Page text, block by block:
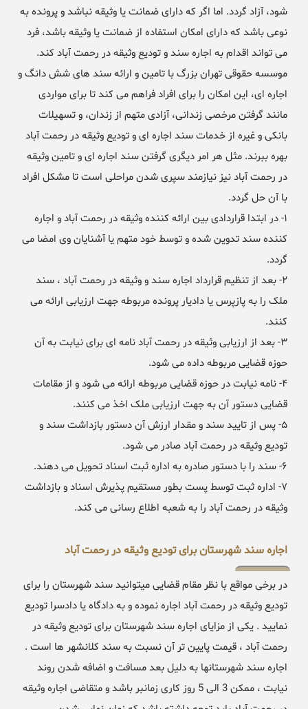
شود، آزاد گردد. اما اگر که دارای ضمانت یا وثیقه نباشد و پرونده به
نوعی باشد که دارای امکان استفاده از ضمانت یا وثیقه باشد، فرد
می تواند اقدام به اجاره سند و تودیع وثیقه در رحمت آباد کند.
موسسه حقوقی تهران بزرگ با تامین و ارائه سند های شش دانگ و
اجاره ای، این امکان را برای افراد فراهم می کند تا برای مواردی
مانند گرفتن مرخصی زندانی، آزادی متهم از زندان، و تسهیلات
بانکی و غیره از خدمات سند اجاره ای و تودیع وثیقه در رحمت آباد
بهره ببرند. مثل هر امر دیگری گرفتن سند اجاره ای و تامین وثیقه
در رحمت آباد نیز نیازمند سپری شدن مراحلی است تا مشکل افراد
با آن حل گردد.
۱- در ابتدا قراردادی بین ارائه کننده وثیقه در رحمت آباد و اجاره
کننده سند تدوین شده و توسط خود متهم یا آشنایان وی امضا می
گردد.
۲- بعد از تنظیم قرارداد اجاره سند و وثیقه در رحمت آباد ، سند
ملک را به پازپرس یا دادیار پرونده مربوطه جهت ارزیابی ارائه می
کنند.
۳- بعد از ارزیابی وثیقه در رحمت آباد نامه ای برای نیابت به آن
حوزه قضایی مربوطه داده می شود.
۴- نامه نیابت در حوزه قضایی مربوطه ارائه می شود و از مقامات
قضایی دستور آن به جهت ارزیابی ملک اخذ می کنند.
۵- پس از تایید سند و مقدار ارزش آن دستور بازداشت سند و
تودیع وثیقه در رحمت آباد صادر می شود.
۶- سند را با دستور صادره به اداره ثبت اسناد تحویل می دهند.
۷- اداره ثبت توسط پست بطور مستقیم پذیرش اسناد و بازداشت
وثیقه در رحمت آباد را به شعبه اطلاع رسانی می کند.
اجاره سند شهرستان برای تودیع وثیقه در رحمت آباد
در برخی مواقع با نظر مقام قضایی میتوانید سند شهرستان را برای
تودیع وثیقه در رحمت آباد اجاره نموده و به دادگاه یا دادسرا تودیع
نمایید . یکی از مزایای اجاره سند شهرستان برای تودیع وثیقه در
رحمت آباد ، قیمت پایین تر آن نسبت به سند کلانشهر ها است .
اجاره سند شهرستانها به دلیل بعد مسافت و اضافه شدن روند
نیابت ، ممکن 3 الی 5 روز کاری زمانبر باشد و متقاضی اجاره وثیقه